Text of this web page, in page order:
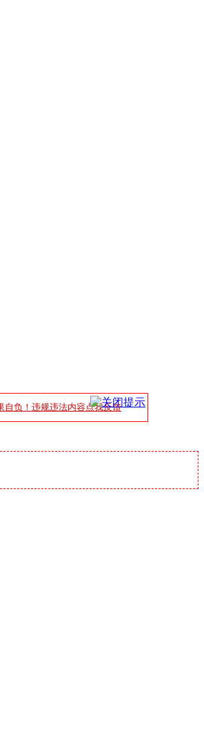
自负！违规违法内容点我反馈